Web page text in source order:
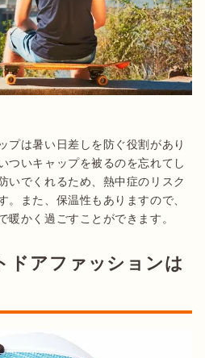
プは暑い日差しを防ぐ役割があり
ついキャップを被るのを忘れてし
いでくれるため、熱中症のリスク
。また、保温性もありますので、
暖かく過ごすことができます。
ドアファッションは